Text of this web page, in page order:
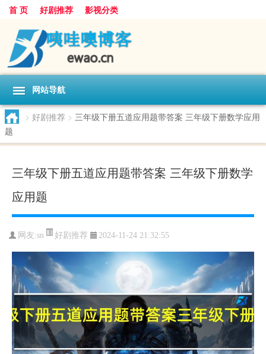
首 页 好剧推荐 影视分类
网站导航
> 好剧推荐 > 三年级下册五道应用题带答案 三年级下册数学应用
题
三年级下册五道应用题带答案 三年级下册数学
应用题
网友:sn 好剧推荐 2024-11-24 21:32:55